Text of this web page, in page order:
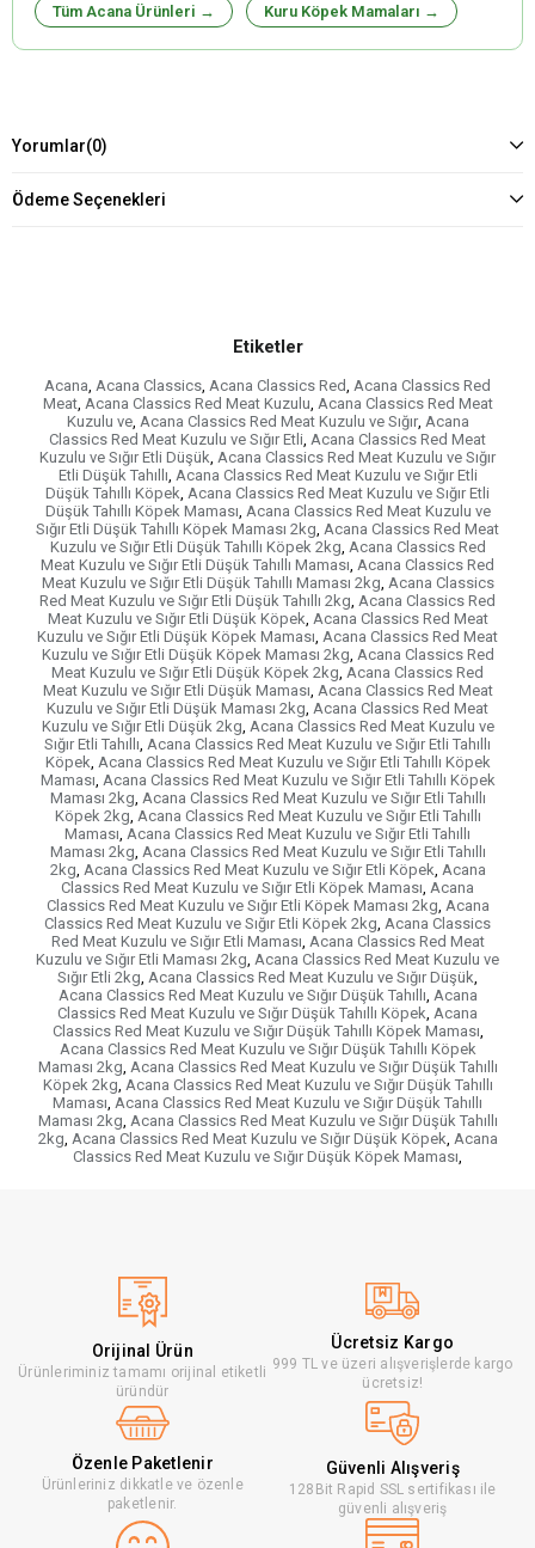
Tüm Acana Ürünleri → Kuru Köpek Mamaları →
Yorumlar(0)
Ödeme Seçenekleri
Etiketler
Acana Acana Classics Acana Classics Red Acana Classics Red
Meat, Acana Classics Red Meat Kuzulu Acana Classics Red Meat
Kuzulu ve, Acana Classics Red Meat Kuzulu ve Sığır, Acana
Classics Red Meat Kuzulu ve Sığır Etli Acana Classics Red Meat
Kuzulu ve Sığır Etli Düşük Acana Classics Red Meat Kuzulu ve Sığır
Etli Düşük Tahıllı Acana Classics Red Meat Kuzulu ve Sığır Etli
Düşük Tahıllı Köpek Acana Classics Red Meat Kuzulu ve Sığır Etli
Düşük Tahıllı Köpek Maması Acana Classics Red Meat Kuzulu ve
Sığır Etli Düşük Tahıllı Köpek Maması 2kg Acana Classics Red Meat
Kuzulu ve Sığır Etli Düşük Tahıllı Köpek 2kg Acana Classics Red
Meat Kuzulu ve Sığır Etli Düşük Tahıllı Maması Acana Classics Red
Meat Kuzulu ve Sığır Etli Düşük Tahıllı Maması 2kg Acana Classics
Red Meat Kuzulu ve Sığır Etli Düşük Tahıllı 2kg Acana Classics Red
Meat Kuzulu ve Sığır Etli Düşük Köpek Acana Classics Red Meat
Kuzulu ve Sığır Etli Düşük Köpek Maması Acana Classics Red Meat
Kuzulu ve Sığır Etli Düşük Köpek Maması 2kg Acana Classics Red
Meat Kuzulu ve Sığır Etli Düşük Köpek 2kg Acana Classics Red
Meat Kuzulu ve Sığır Etli Düşük Maması Acana Classics Red Meat
Kuzulu ve Sığır Etli Düşük Maması 2kg Acana Classics Red Meat
Kuzulu ve Sığır Etli Düşük 2kg Acana Classics Red Meat Kuzulu ve
Sığır Etli Tahıllı Acana Classics Red Meat Kuzulu ve Sığır Etli Tahıllı
Köpek Acana Classics Red Meat Kuzulu ve Sığır Etli Tahıllı Köpek
Maması Acana Classics Red Meat Kuzulu ve Sığır Etli Tahıllı Köpek
Maması 2kg Acana Classics Red Meat Kuzulu ve Sığır Etli Tahıllı
Köpek 2kg Acana Classics Red Meat Kuzulu ve Sığır Etli Tahıllı
Maması Acana Classics Red Meat Kuzulu ve Sığır Etli Tahıllı
Maması 2kg Acana Classics Red Meat Kuzulu ve Sığır Etli Tahıllı
2kg Acana Classics Red Meat Kuzulu ve Sığır Etli Köpek Acana
Classics Red Meat Kuzulu ve Sığır Etli Köpek Maması Acana
Classics Red Meat Kuzulu ve Sığır Etli Köpek Maması 2kg Acana
Classics Red Meat Kuzulu ve Sığır Etli Köpek 2kg Acana Classics
Red Meat Kuzulu ve Sığır Etli Maması Acana Classics Red Meat
Kuzulu ve Sığır Etli Maması 2kg Acana Classics Red Meat Kuzulu ve
Sığır Etli 2kg Acana Classics Red Meat Kuzulu ve Sığır Düşük
Acana Classics Red Meat Kuzulu ve Sığır Düşük Tahıllı Acana
Classics Red Meat Kuzulu ve Sığır Düşük Tahıllı Köpek Acana
Classics Red Meat Kuzulu ve Sığır Düşük Tahıllı Köpek Maması
Acana Classics Red Meat Kuzulu ve Sığır Düşük Tahıllı Köpek
Maması 2kg Acana Classics Red Meat Kuzulu ve Sığır Düşük Tahıllı
Köpek 2kg Acana Classics Red Meat Kuzulu ve Sığır Düşük Tahıllı
Maması Acana Classics Red Meat Kuzulu ve Sığır Düşük Tahıllı
Maması 2kg Acana Classics Red Meat Kuzulu ve Sığır Düşük Tahıllı
2kg Acana Classics Red Meat Kuzulu ve Sığır Düşük Köpek Acana
Classics Red Meat Kuzulu ve Sığır Düşük Köpek Maması
Orijinal Ürün
Ürünleriminiz tamamı orijinal etiketli
üründür
Ücretsiz Kargo
999 TL ve üzeri alışverişlerde kargo
ücretsiz!
Özenle Paketlenir
Ürünleriniz dikkatle ve özenle
paketlenir.
Güvenli Alışveriş
128Bit Rapid SSL sertifikası ile
güvenli alışveriş